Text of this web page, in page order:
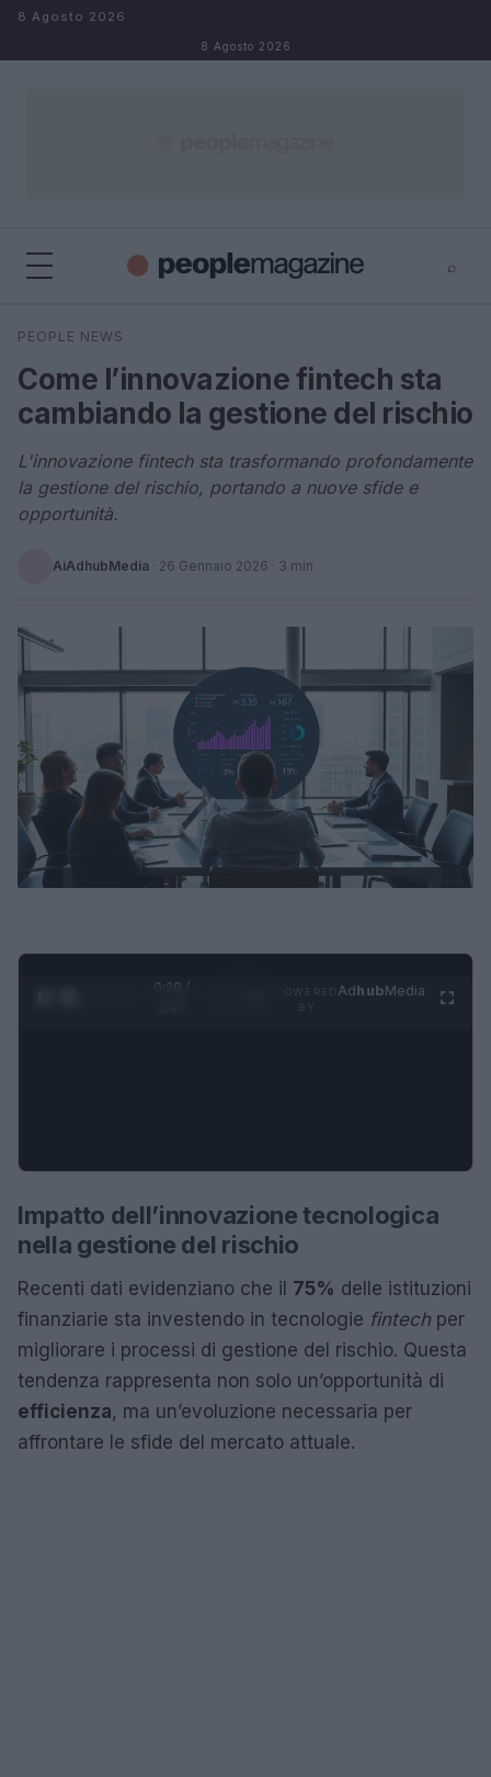
Salta al contenuto
8 Agosto 2026
8 Agosto 2026
⌕
Cerca
PEOPLE NEWS
Come l’innovazione fintech sta
cambiando la gestione del rischio
L'innovazione fintech sta trasformando profondamente
la gestione del rischio, portando a nuove sfide e
opportunità.
AiAdhubMedia · 26 Gennaio 2026 · 3 min
0:29 /
AdhubMedia
Impatto dell’innovazione tecnologica
nella gestione del rischio
Recenti dati evidenziano che il 75% delle istituzioni
finanziarie sta investendo in tecnologie fintech per
migliorare i processi di gestione del rischio. Questa
tendenza rappresenta non solo un’opportunità di
efficienza, ma un’evoluzione necessaria per
affrontare le sfide del mercato attuale.